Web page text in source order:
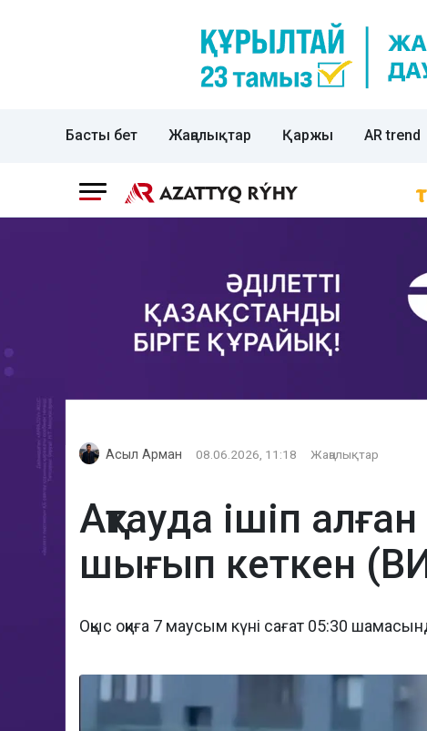
Басты бет Жаңалықтар Қаржы AR trend
Асыл Арман 08.06.2026, 11:18 Жаңалықтар
Ақтауда ішіп
шығып кеткен
Оқыс оқиға 7 маусым күні сағат 05:30